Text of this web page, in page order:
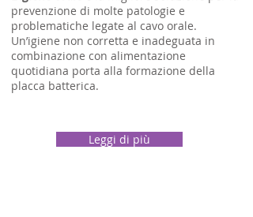
prevenzione di molte patologie e
problematiche legate al cavo orale.
Un’igiene non corretta e inadeguata in
combinazione con alimentazione
quotidiana porta alla formazione della
placca batterica.
Leggi di più